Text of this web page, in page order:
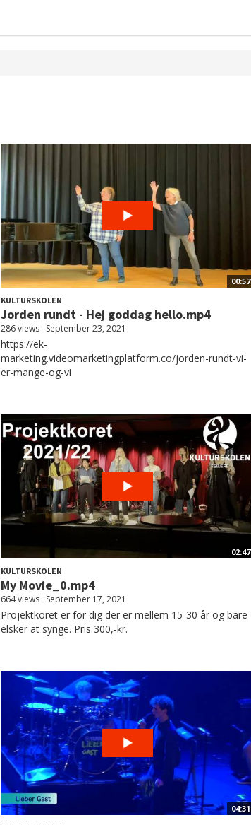
00:57
KULTURSKOLEN
Jorden rundt - Hej goddag hello.mp4
286 views September 23, 2021
https://ek-
marketing.videomarketingplatform.co/jorden-rundt-vi-
er-mange-og-vi
02:47
KULTURSKOLEN
My Movie_0.mp4
664 views September 17, 2021
Projektkoret er for dig der er mellem 15-30 år og bare
elsker at synge. Pris 300,-kr.
04:31